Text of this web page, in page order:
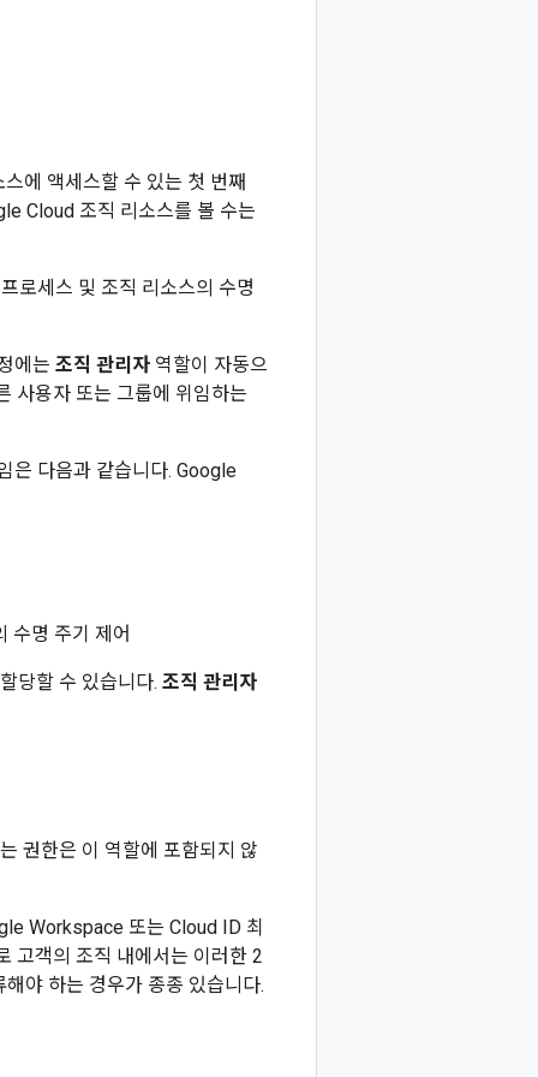
에 액세스할 수 있는 첫 번째
Cloud 조직 리소스를 볼 수는
로세스 및 조직 리소스의 수명
에는 조직 관리자 역할이 자동으
사용자 또는 그룹에 위임하는
은 다음과 같습니다. Google
수명 주기 제어
당할 수 있습니다. 조직 관리자
권한은 이 역할에 포함되지 않
Workspace 또는 Cloud ID 최
고객의 조직 내에서는 이러한 2
야 하는 경우가 종종 있습니다.